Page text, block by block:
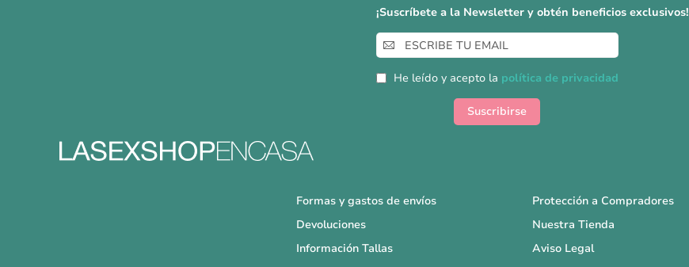
¡Suscríbete a la Newsletter y obtén beneficios exclusivos!
Inscríbase
a
nuestro
boletín
He leído y acepto la política de privacidad
Suscribirse
Formas y gastos de envíos
Devoluciones
Información Tallas
Protección a Compradores
Nuestra Tienda
Aviso Legal